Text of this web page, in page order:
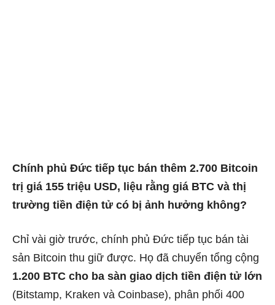
Chính phủ Đức tiếp tục bán thêm 2.700 Bitcoin
trị giá 155 triệu USD, liệu rằng giá BTC và thị
trường tiền điện tử có bị ảnh hưởng không?
Chỉ vài giờ trước, chính phủ Đức tiếp tục bán tài
sản Bitcoin thu giữ được. Họ đã chuyển tổng cộng
1.200 BTC cho ba sàn giao dịch tiền điện tử lớn
(Bitstamp, Kraken và Coinbase), phân phối 400